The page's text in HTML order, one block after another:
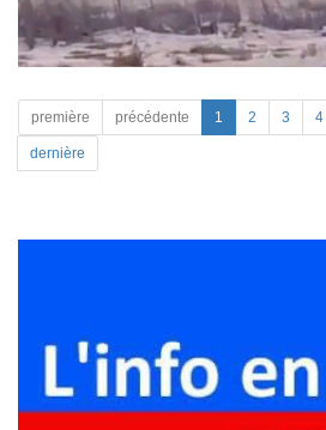
première précédente 1 2 3 4
dernière